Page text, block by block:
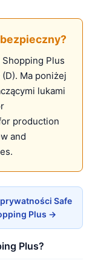
Plus
Ma poniżej
lukami
production
and
Safe
Plus →
Plus?